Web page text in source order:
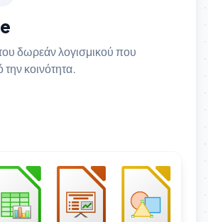
δωρεάν λογισμικού που
την κοινότητα.